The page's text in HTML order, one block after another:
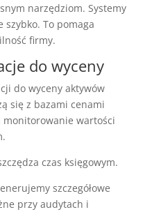
narzędziom. Systemy
To pomaga
firmy.
do wyceny
do wyceny aktywów
się z bazami cenami
monitorowanie wartości
czas księgowym.
szczegółowe
przy audytach i